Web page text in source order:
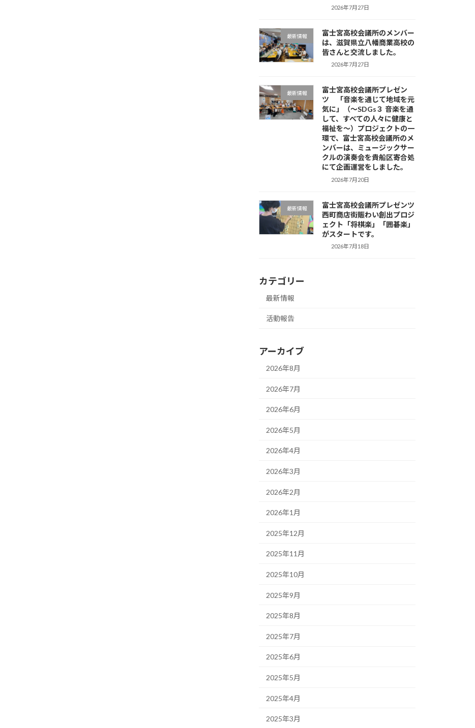
2026年7月27日
最新情報
富士宮高校会議所のメンバー
は、滋賀県立八幡商業高校の
皆さんと交流しました。
2026年7月27日
最新情報
富士宮高校会議所プレゼン
ツ 「音楽を通じて地域を元
気に」（～SDGs３ 音楽を通
して、すべての人々に健康と
福祉を～）プロジェクトの一
環で、富士宮高校会議所のメ
ンバーは、ミュージックサー
クルの演奏会を貴船区寄合処
にて企画運営をしました。
2026年7月20日
最新情報
富士宮高校会議所プレゼンツ
西町商店街賑わい創出プロジ
ェクト「将棋楽」「囲碁楽」
がスタートです。
2026年7月18日
カテゴリー
最新情報
活動報告
アーカイブ
2026年8月
2026年7月
2026年6月
2026年5月
2026年4月
2026年3月
2026年2月
2026年1月
2025年12月
2025年11月
2025年10月
2025年9月
2025年8月
2025年7月
2025年6月
2025年5月
2025年4月
2025年3月